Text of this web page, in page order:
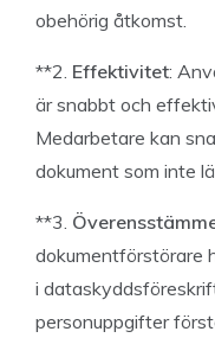
obehörig åtkomst.
**2. Effektivitet:
är snabbt och
Medarbetare kan
dokument som inte
**3.
dokumentförstörare
i
personuppgifter